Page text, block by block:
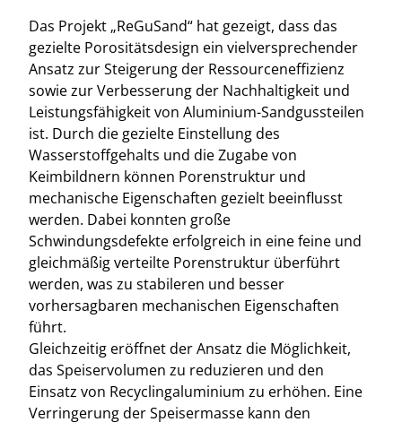
Das Projekt „ReGuSand“ hat gezeigt, dass das
gezielte Porositätsdesign ein vielversprechender
Ansatz zur Steigerung der Ressourceneffizienz
sowie zur Verbesserung der Nachhaltigkeit und
Leistungsfähigkeit von Aluminium-Sandgussteilen
ist. Durch die gezielte Einstellung des
Wasserstoffgehalts und die Zugabe von
Keimbildnern können Porenstruktur und
mechanische Eigenschaften gezielt beeinflusst
werden. Dabei konnten große
Schwindungsdefekte erfolgreich in eine feine und
gleichmäßig verteilte Porenstruktur überführt
werden, was zu stabileren und besser
vorhersagbaren mechanischen Eigenschaften
führt.
Gleichzeitig eröffnet der Ansatz die Möglichkeit,
das Speiservolumen zu reduzieren und den
Einsatz von Recyclingaluminium zu erhöhen. Eine
Verringerung der Speisermasse kann den